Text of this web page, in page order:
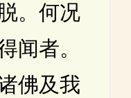
。何况
闻者。
佛及我